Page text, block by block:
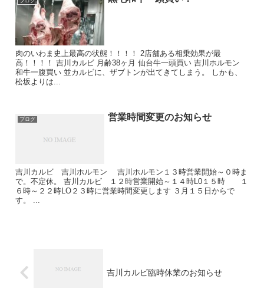
肉のいわま史上最高の状態！！！！ 2店舗ある相乗効果が最
高！！！！ 吉川カルビ 月齢38ヶ月 仙台牛一頭買い 吉川ホルモン
和牛一腹買い 並カルビに、ザブトンが出てきてしまう。 しかも、
松坂よりは...
ブログ 営業時間変更のお知らせ
吉川カルビ 吉川ホルモン 吉川ホルモン１３時営業開始～０時ま
で。不定休。 吉川カルビ １２時営業開始～１４時L0１５時 １
６時～２２時LO２３時に営業時間変更します ３月１５日からで
す。 ...
吉川カルビ臨時休業のお知らせ